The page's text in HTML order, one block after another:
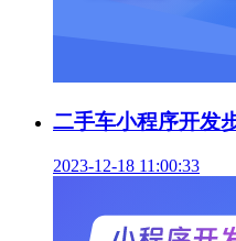
二手车小程序开发
2023-12-18 11:00:33